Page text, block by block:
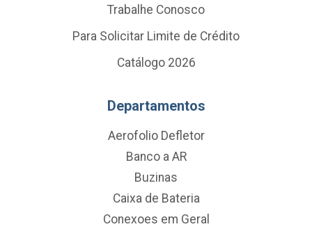
Trabalhe Conosco
Para Solicitar Limite de Crédito
Catálogo 2026
Departamentos
Aerofolio Defletor
Banco a AR
Buzinas
Caixa de Bateria
Conexoes em Geral